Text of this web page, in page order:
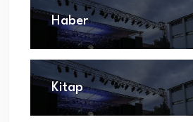
Haber
Kitap